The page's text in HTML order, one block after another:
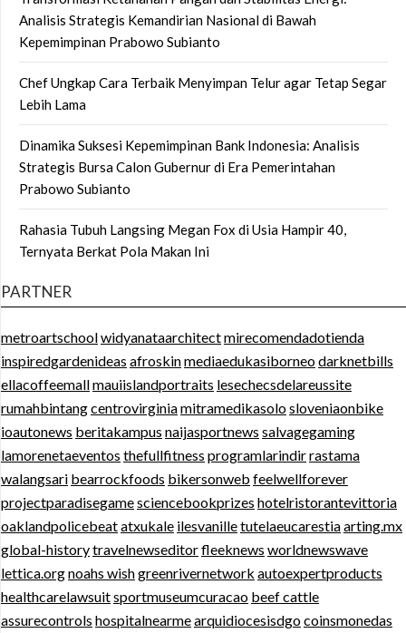
Analisis Strategis Kemandirian Nasional di Bawah
Kepemimpinan Prabowo Subianto
Chef Ungkap Cara Terbaik Menyimpan Telur agar Tetap Segar
Lebih Lama
Dinamika Suksesi Kepemimpinan Bank Indonesia: Analisis
Strategis Bursa Calon Gubernur di Era Pemerintahan
Prabowo Subianto
Rahasia Tubuh Langsing Megan Fox di Usia Hampir 40,
Ternyata Berkat Pola Makan Ini
PARTNER
metroartschoolwidyanataarchitectmirecomendadotienda
inspiredgardenideas afroskinmediaedukasiborneodarknetbills
ellacoffeemallmauiislandportraits lesechecsdelareussite
rumahbintangcentrovirginiamitramedikasolosloveniaonbike
ioautonews beritakampus naijasportnews salvagegaming
lamorenetaeventos thefullfitness programlarindirrastama
walangsari bearrockfoods bikersonweb feelwellforever
projectparadisegamesciencebookprizes hotelristorantevittoria
oaklandpolicebeatatxukale ilesvanilletutelaeucarestiaarting.mx
global-historytravelnewseditorfleeknews worldnewswave
lettica.orgnoahs wishgreenrivernetwork autoexpertproducts
healthcarelawsuitsportmuseumcuracao beef cattle
assurecontrols hospitalnearmearquidiocesisdgocoinsmonedas